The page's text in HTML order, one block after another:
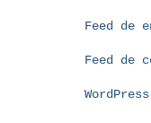
Feed de
Feed de